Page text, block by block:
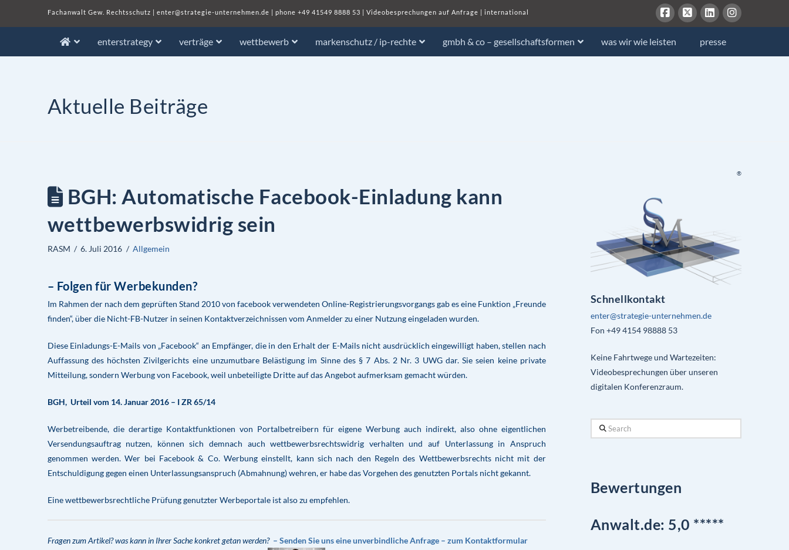
Fachanwalt Gew. Rechtsschutz | enter@strategie-unternehmen.de | phone +49 41549 8888 53 | Videobesprechungen auf Anfrage | international
enterstrategy verträge wettbewerb markenschutz / ip-rechte gmbh & co – gesellschaftsformen was wir wie leisten presse
Aktuelle Beiträge
BGH: Automatische Facebook-Einladung kann
wettbewerbswidrig sein
RASM 6. Juli 2016 Allgemein
– Folgen für Werbekunden?
Im Rahmen der nach dem geprüften Stand 2010 von facebook verwendeten Online-Registrierungsvorgangs gab es eine Funktion „Freunde
finden“, über die Nicht-FB-Nutzer in seinen Kontaktverzeichnissen vom Anmelder zu einer Nutzung eingeladen wurden.
Diese Einladungs-E-Mails von „Facebook“ an Empfänger, die in den Erhalt der E-Mails nicht ausdrücklich eingewilligt haben, stellen nach
Auffassung des höchsten Zivilgerichts eine unzumutbare Belästigung im Sinne des § 7 Abs. 2 Nr. 3 UWG dar. Sie seien keine private
Mitteilung, sondern Werbung von Facebook, weil unbeteiligte Dritte auf das Angebot aufmerksam gemacht würden.
BGH, Urteil vom 14. Januar 2016 – I ZR 65/14
Werbetreibende, die derartige Kontaktfunktionen von Portalbetreibern für eigene Werbung auch indirekt, also ohne eigentlichen
Versendungsauftrag nutzen, können sich demnach auch wettbewerbsrechtswidrig verhalten und auf Unterlassung in Anspruch
genommen werden. Wer bei Facebook & Co. Werbung einstellt, kann sich nach den Regeln des Wettbewerbsrechts nicht mit der
Entschuldigung gegen einen Unterlassungsanspruch (Abmahnung) wehren, er habe das Vorgehen des genutzten Portals nicht gekannt.
Eine wettbewerbsrechtliche Prüfung genutzter Werbeportale ist also zu empfehlen.
Fragen zum Artikel? was kann in Ihrer Sache konkret getan werden? – Senden Sie uns eine unverbindliche Anfrage – zum Kontaktformular
®
Schnellkontakt
enter@strategie-unternehmen.de
Fon +49 4154 98888 53
Keine Fahrtwege und Wartezeiten:
Videobesprechungen über unseren
digitalen Konferenzraum.
Search
Bewertungen
Anwalt.de: 5,0 *****